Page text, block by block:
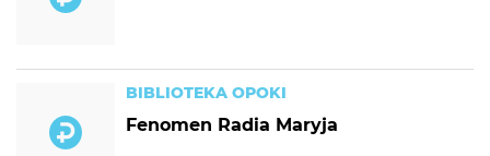
BIBLIOTEKA OPOKI
Fenomen Radia Maryja